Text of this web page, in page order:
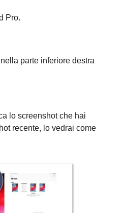
Pro.
parte inferiore destra
lo screenshot che hai
recente, lo vedrai come